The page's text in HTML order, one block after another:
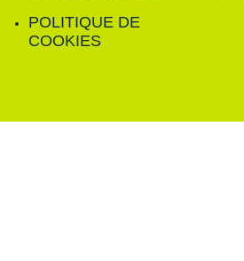
POLITIQUE DE
COOKIES